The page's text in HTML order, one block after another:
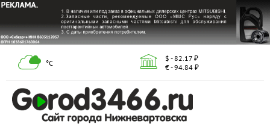
°С
$ - 82.17 ₽
€ - 94.84 ₽